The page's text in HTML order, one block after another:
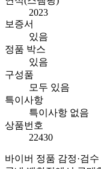
2023
보증서
있음
정품 박스
있음
구성품
모두 있음
특이사항
특이사항 없음
상품번호
22430
바이버 정품 감정·검